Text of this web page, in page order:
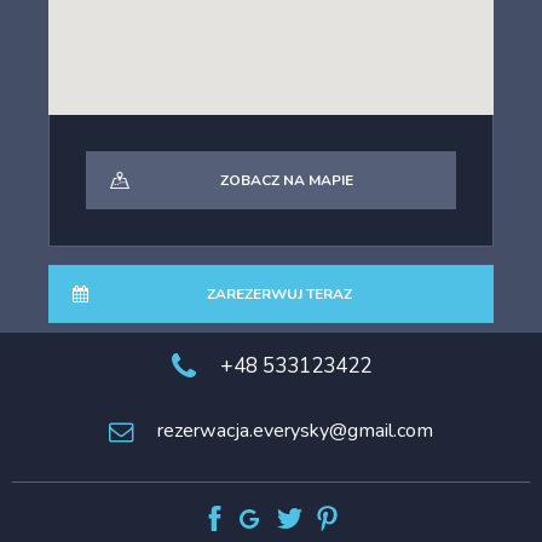
ZOBACZ NA MAPIE
ZAREZERWUJ TERAZ
+48 533123422
rezerwacja.everysky@gmail.com